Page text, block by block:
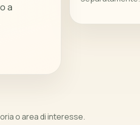
a
o area di interesse.